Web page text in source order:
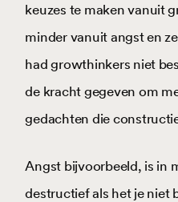
keuzes te maken vanuit
minder vanuit angst en
had growthinkers niet
de kracht gegeven om
gedachten die
Angst bijvoorbeeld, is in
destructief als het je niet